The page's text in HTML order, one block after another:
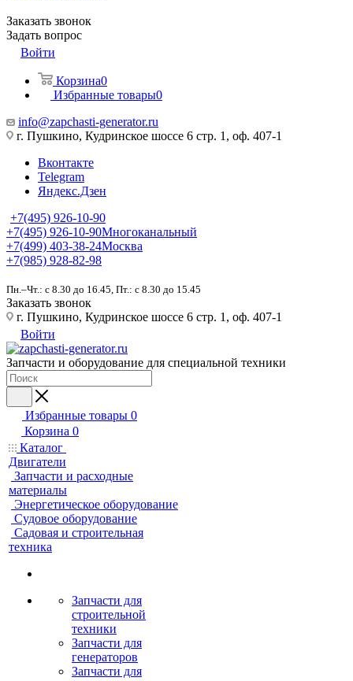
Заказать звонок
Задать вопрос
Войти
Корзина0
Избранные товары0
info@zapchasti-generator.ru
г. Пушкино, Кудринское шоссе 6 стр. 1, оф. 407-1
Вконтакте
Telegram
Яндекс.Дзен
+7(495) 926-10-90
+7(495) 926-10-90Многоканальный
+7(499) 403-38-24Москва
+7(985) 928-82-98
Пн.–Чт.: с 8.30 до 16.45, Пт.: с 8.30 до 15.45
Заказать звонок
г. Пушкино, Кудринское шоссе 6 стр. 1, оф. 407-1
Войти
Запчасти и оборудование для специальной техники
Избранные товары 0
Корзина 0
Каталог
Двигатели
Запчасти и расходные
материалы
Энергетическое оборудование
Судовое оборудование
Садовая и строительная
техника
Запчасти для
строительной
техники
Запчасти для
генераторов
Запчасти для